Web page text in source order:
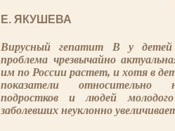
Е. ЯКУШЕВА
Вирусный гепатит В у
проблема чрезвычайно
им по России растет, и хотя в
показатели относительно
подростков и людей
заболевших неуклонно